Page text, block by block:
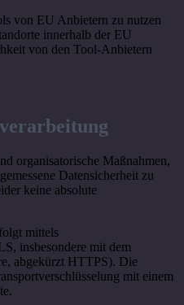
von EU Anbietern zu nutzen
innerhalb der EU
von den Tool-Anbietern
organisatorische Maßnahmen,
Datensicherheit zu
keine absolute
mittels
insbesondere mit dem
abgekürzt HTTPS). Die
mit einem